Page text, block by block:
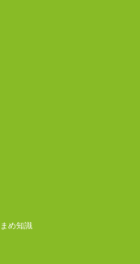
め知識